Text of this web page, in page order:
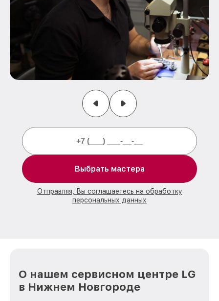
Выбрать мастера
Отправляя, Вы соглашаетесь на обработку
персональных данных
О нашем сервисном центре LG
в Нижнем Новгороде